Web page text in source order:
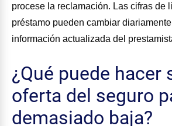
procese la reclamación. Las cifras de
préstamo pueden cambiar
información actualizada del
¿Qué puede hacer
oferta del seguro
demasiado baja?